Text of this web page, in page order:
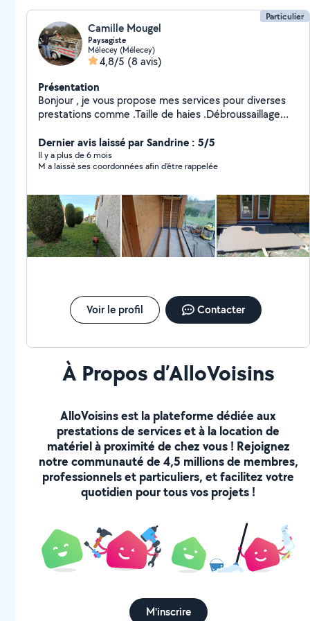
Particulier
Camille Mougel
Paysagiste
Mélecey (Mélecey)
4,8/5 (8 avis)
Présentation
Bonjour , je vous propose mes services pour diverses
prestations comme .Taille de haies .Débroussaillage
(Karcher) Préparation du sol pour jardin ou gazon au
rotavator Et bien plus encore ! Travaux soignés
,n'hésitez pas à me contacter !
Dernier avis laissé par Sandrine : 5/5
Il y a plus de 6 mois
M a laissé ses coordonnées afin d'être rappelée
Voir le profil Contacter
À Propos d’AlloVoisins
AlloVoisins est la plateforme dédiée aux
prestations de services et à la location de
matériel à proximité de chez vous ! Rejoignez
notre communauté de 4,5 millions de membres,
professionnels et particuliers, et facilitez votre
quotidien pour tous vos projets !
M'inscrire